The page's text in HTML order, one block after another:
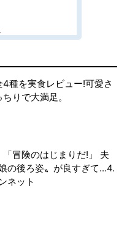
4種を実食レビュー!可愛さ
りで大満足。
「冒険のはじまりだ!」 夫
の後ろ姿〟が良すぎて...4.
ネット